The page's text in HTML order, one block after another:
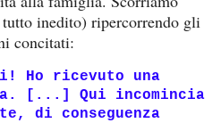
inedito) ripercorrendo gli
concitati:
Ho ricevuto una
[...] Qui incomincia
di conseguenza